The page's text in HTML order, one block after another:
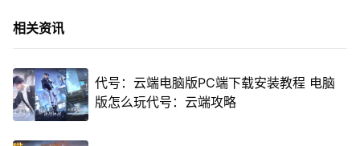
相关资讯
代号：云端电脑版PC端下载安装教程 电脑
版怎么玩代号：云端攻略